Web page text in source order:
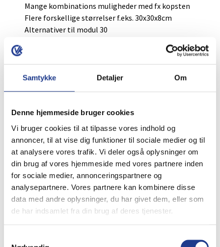
Samtykke Detaljer Om
Denne hjemmeside bruger cookies
Vi bruger cookies til at tilpasse vores indhold og
annoncer, til at vise dig funktioner til sociale medier og til
at analysere vores trafik. Vi deler også oplysninger om
din brug af vores hjemmeside med vores partnere inden
for sociale medier, annonceringspartnere og
analysepartnere. Vores partnere kan kombinere disse
data med andre oplysninger, du har givet dem, eller som
de har indsamlet fra din brug af deres tjenester.
Mange kombinations muligheder med fx kopsten
Flere forskellige størrelser f.eks. 30x30x8cm
Alternativer til modul 30
Harmoni – Eksklusiv flise med granitoverflade
Hacienda – Sydlandsk charme.
Specifikationer
Varenummer (SKU) VK2045525
Vægt
24,5 kg
Størrelse
30 × 60 × 5 cm
Farvevalg
Koks
Leveringstid 2-5 hverdage